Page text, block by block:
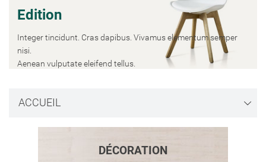
ACCUEIL
DÉCORATION
Edition
Integer tincidunt. Cras dapibus. Vivamus elementum semper
nisi.
Aenean vulputate eleifend tellus.